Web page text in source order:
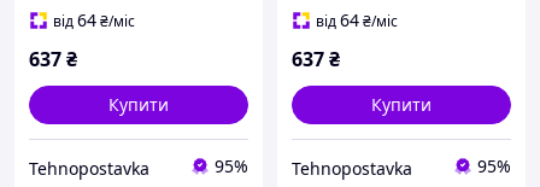
від64₴/міс
637₴
Купити
Tehnopostavka 95%
від64₴/міс
637₴
Купити
Tehnopostavka 95%